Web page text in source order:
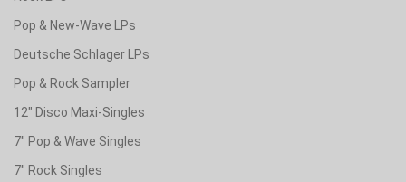
Pop & New-Wave LPs
Deutsche Schlager LPs
Pop & Rock Sampler
12" Disco Maxi-Singles
7" Pop & Wave Singles
7" Rock Singles